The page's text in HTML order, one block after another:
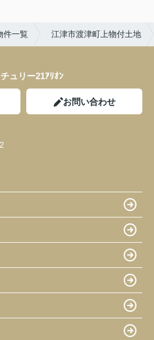
件一覧 江津市渡津町上物付土地
ュリー21ｱﾘｵﾝ
お問い合わせ